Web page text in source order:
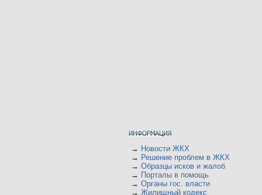
→ Новости ЖКХ
→ Решение проблем в ЖКХ
→ Образцы исков и жалоб
→ Порталы в помощь
→ Органы гос. власти
→ Жилищный кодекс